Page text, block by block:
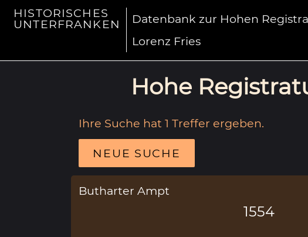
HISTORISCHES
UNTERFRANKEN
Datenbank zur Hohen
Lorenz Fries
Hohe
Ihre Suche hat 1 Treffer ergeben.
NEUE SUCHE
Butharter Ampt
1554